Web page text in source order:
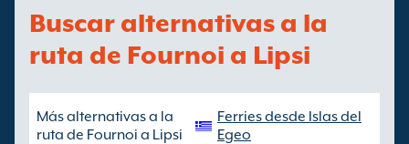
Buscar alternativas a la
ruta de Fournoi a Lipsi
Más alternativas a la
ruta de Fournoi a Lipsi
Ferries desde Islas del
Egeo